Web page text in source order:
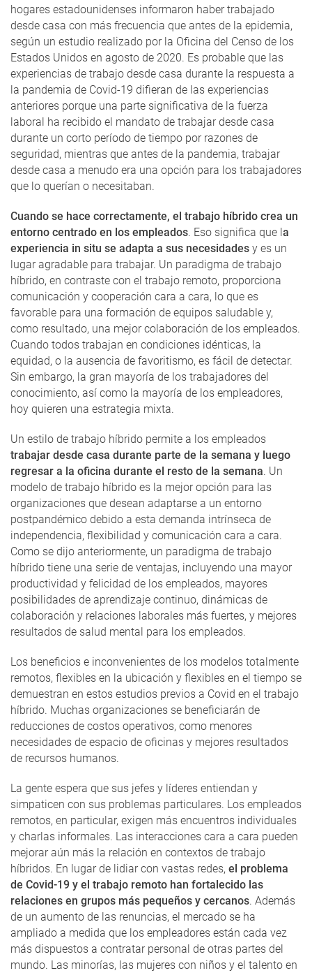
hogares estadounidenses informaron haber trabajado
desde casa con más frecuencia que antes de la epidemia,
según un estudio realizado por la Oficina del Censo de los
Estados Unidos en agosto de 2020. Es probable que las
experiencias de trabajo desde casa durante la respuesta a
la pandemia de Covid-19 difieran de las experiencias
anteriores porque una parte significativa de la fuerza
laboral ha recibido el mandato de trabajar desde casa
durante un corto período de tiempo por razones de
seguridad, mientras que antes de la pandemia, trabajar
desde casa a menudo era una opción para los trabajadores
que lo querían o necesitaban.
Cuando se hace correctamente, el trabajo híbrido crea un
entorno centrado en los empleados. Eso significa que la
experiencia in situ se adapta a sus necesidades y es un
lugar agradable para trabajar. Un paradigma de trabajo
híbrido, en contraste con el trabajo remoto, proporciona
comunicación y cooperación cara a cara, lo que es
favorable para una formación de equipos saludable y,
como resultado, una mejor colaboración de los empleados.
Cuando todos trabajan en condiciones idénticas, la
equidad, o la ausencia de favoritismo, es fácil de detectar.
Sin embargo, la gran mayoría de los trabajadores del
conocimiento, así como la mayoría de los empleadores,
hoy quieren una estrategia mixta.
Un estilo de trabajo híbrido permite a los empleados
trabajar desde casa durante parte de la semana y luego
regresar a la oficina durante el resto de la semana. Un
modelo de trabajo híbrido es la mejor opción para las
organizaciones que desean adaptarse a un entorno
postpandémico debido a esta demanda intrínseca de
independencia, flexibilidad y comunicación cara a cara.
Como se dijo anteriormente, un paradigma de trabajo
híbrido tiene una serie de ventajas, incluyendo una mayor
productividad y felicidad de los empleados, mayores
posibilidades de aprendizaje continuo, dinámicas de
colaboración y relaciones laborales más fuertes, y mejores
resultados de salud mental para los empleados.
Los beneficios e inconvenientes de los modelos totalmente
remotos, flexibles en la ubicación y flexibles en el tiempo se
demuestran en estos estudios previos a Covid en el trabajo
híbrido. Muchas organizaciones se beneficiarán de
reducciones de costos operativos, como menores
necesidades de espacio de oficinas y mejores resultados
de recursos humanos.
La gente espera que sus jefes y líderes entiendan y
simpaticen con sus problemas particulares. Los empleados
remotos, en particular, exigen más encuentros individuales
y charlas informales. Las interacciones cara a cara pueden
mejorar aún más la relación en contextos de trabajo
híbridos. En lugar de lidiar con vastas redes, el problema
de Covid-19 y el trabajo remoto han fortalecido las
relaciones en grupos más pequeños y cercanos. Además
de un aumento de las renuncias, el mercado se ha
ampliado a medida que los empleadores están cada vez
más dispuestos a contratar personal de otras partes del
mundo. Las minorías, las mujeres con niños y el talento en